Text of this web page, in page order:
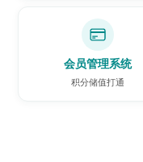
会员管理系统
积分储值打通